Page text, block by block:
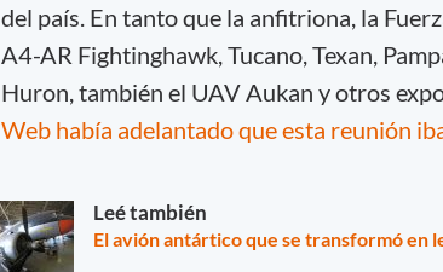
del país. En tanto que la anfitriona, la
A4-AR Fightinghawk, Tucano, Texan,
Huron, también el UAV Aukan y otros
Web había adelantado que esta reunión
Leé también
El avión antártico que se transformó en